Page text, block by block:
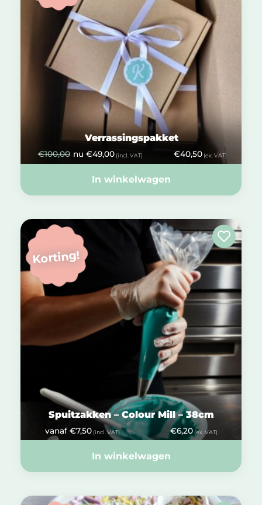
Verrassingspakket
€100,00 nu €49,00(incl. VAT) €40,50 (ex. VAT)
In winkelwagen
Korting!
Spuitzakken – Colour Mill – 38cm
vanaf €7,50 (incl. VAT) €6,20 (ex. VAT)
In winkelwagen